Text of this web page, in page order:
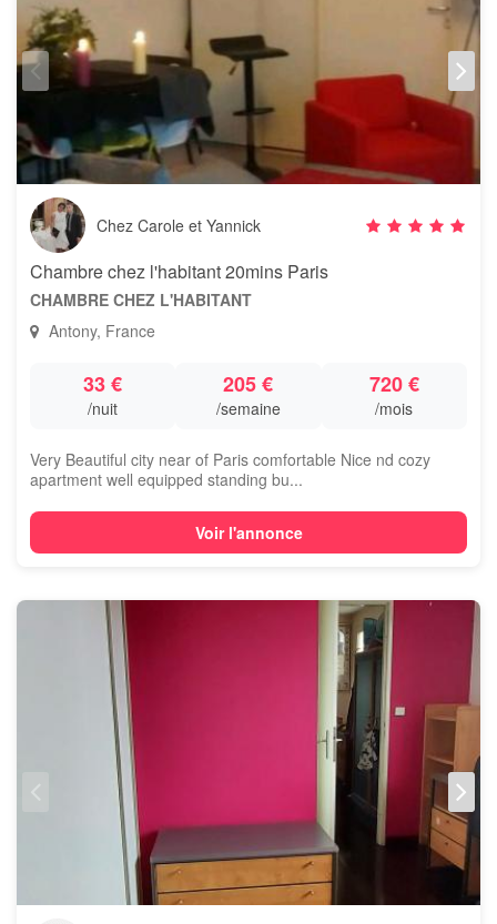
Chez Carole et Yannick
Chambre chez l'habitant 20mins Paris
CHAMBRE CHEZ L'HABITANT
Antony, France
33 €
/nuit
205 €
/semaine
720 €
/mois
Very Beautiful city near of Paris comfortable Nice nd cozy
apartment well equipped standing bu...
Voir l'annonce